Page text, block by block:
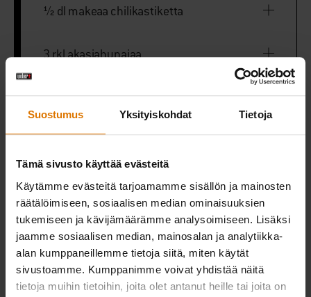
Suostumus Yksityiskohdat Tietoja
Tämä sivusto käyttää evästeitä
Käytämme evästeitä tarjoamamme sisällön ja mainosten
räätälöimiseen, sosiaalisen median ominaisuuksien
tukemiseen ja kävijämäärämme analysoimiseen. Lisäksi
jaamme sosiaalisen median, mainosalan ja analytiikka-
alan kumppaneillemme tietoja siitä, miten käytät
sivustoamme. Kumppanimme voivat yhdistää näitä
tietoja muihin tietoihin, joita olet antanut heille tai joita on
½ dl makeaa chilikastiketta
3 rkl akasiahunajaa
1 tl suolaa
½ dl chilikastiketta
Hampurilaispihvipuristin